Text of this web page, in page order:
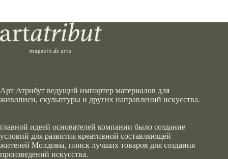
Арт Атрибут ведущий импортер материалов для
живописи, скульптуры и других направлений искусства.
главной идеей основателей компании было создание
условий для развития креативной составляющей
жителей Молдовы, поиск лучших товаров для создания
произведений искусства.